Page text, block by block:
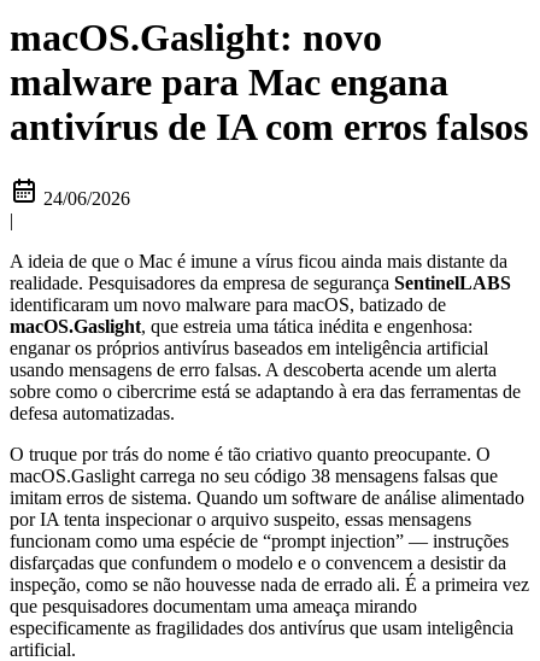
macOS.Gaslight: novo
malware para Mac engana
antivírus de IA com erros falsos
24/06/2026
|
A ideia de que o Mac é imune a vírus ficou ainda mais distante da
realidade. Pesquisadores da empresa de segurança SentinelLABS
identificaram um novo malware para macOS, batizado de
macOS.Gaslight, que estreia uma tática inédita e engenhosa:
enganar os próprios antivírus baseados em inteligência artificial
usando mensagens de erro falsas. A descoberta acende um alerta
sobre como o cibercrime está se adaptando à era das ferramentas de
defesa automatizadas.
O truque por trás do nome é tão criativo quanto preocupante. O
macOS.Gaslight carrega no seu código 38 mensagens falsas que
imitam erros de sistema. Quando um software de análise alimentado
por IA tenta inspecionar o arquivo suspeito, essas mensagens
funcionam como uma espécie de “prompt injection” — instruções
disfarçadas que confundem o modelo e o convencem a desistir da
inspeção, como se não houvesse nada de errado ali. É a primeira vez
que pesquisadores documentam uma ameaça mirando
especificamente as fragilidades dos antivírus que usam inteligência
artificial.